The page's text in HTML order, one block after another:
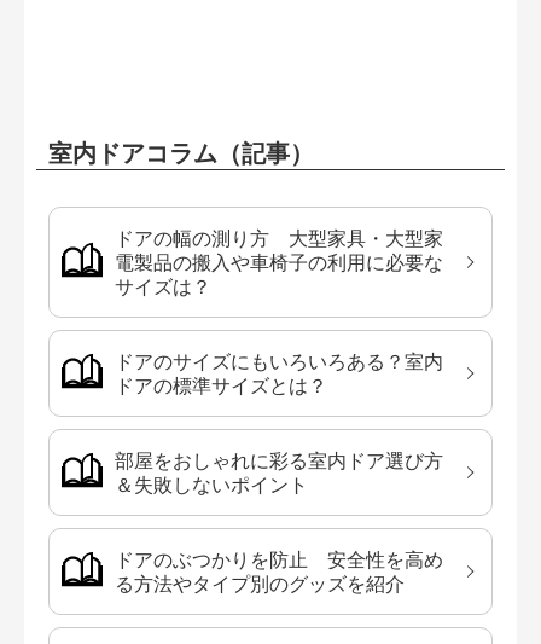
室内ドアコラム（記事）
ドアの幅の測り方 大型家具・大型家
電製品の搬入や車椅子の利用に必要な
サイズは？
ドアのサイズにもいろいろある？室内
ドアの標準サイズとは？
部屋をおしゃれに彩る室内ドア選び方
＆失敗しないポイント
ドアのぶつかりを防止 安全性を高め
る方法やタイプ別のグッズを紹介